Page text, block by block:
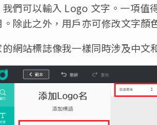
們可以輸入 Logo 文字。一項值
除此之外，用戶亦可修改文字顏
網站標誌像我一樣同時涉及中